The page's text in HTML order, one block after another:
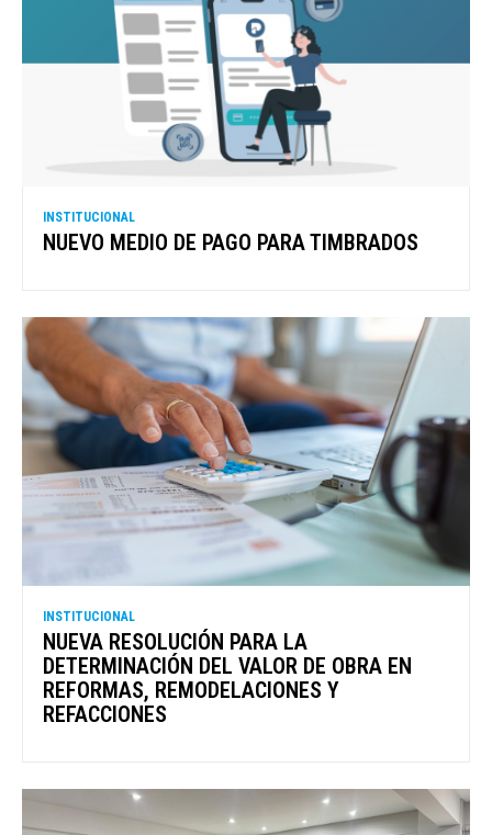
INSTITUCIONAL
NUEVO MEDIO DE PAGO PARA TIMBRADOS
INSTITUCIONAL
NUEVA RESOLUCIÓN PARA LA
DETERMINACIÓN DEL VALOR DE OBRA EN
REFORMAS, REMODELACIONES Y
REFACCIONES